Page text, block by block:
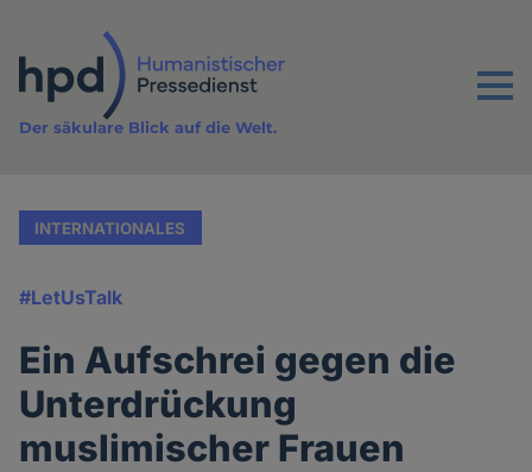
Inhalt
Menu
Der säkulare Blick auf die Welt.
INTERNATIONALES
#LetUsTalk
Ein Aufschrei gegen die
Unterdrückung
muslimischer Frauen